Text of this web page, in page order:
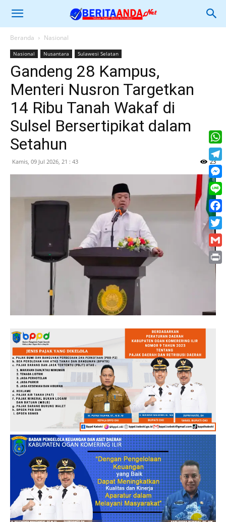
Beranda Nasional
Nasional Nusantara Sulawesi Selatan
Gandeng 28 Kampus,
Menteri Nusron Targetkan
14 Ribu Tanah Wakaf di
Sulsel Bersertipikat dalam
Setahun
Kamis, 09 Jul 2026, 21 : 43 23
Line